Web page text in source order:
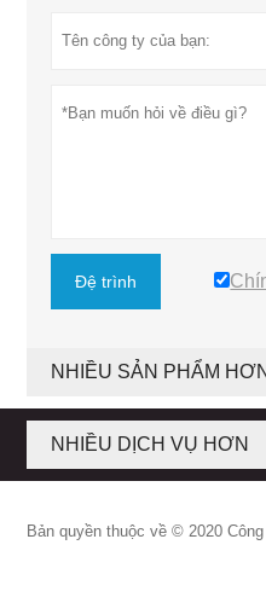
Đệ trình
NHIỀU SẢN PHẨM HƠN
NHIỀU DỊCH VỤ HƠN
Bản quyền thuộc về © 2020